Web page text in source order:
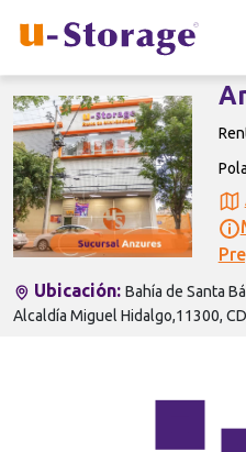
Ubicación: Bahía de Santa
Alcaldía Miguel Hidalgo,11300,